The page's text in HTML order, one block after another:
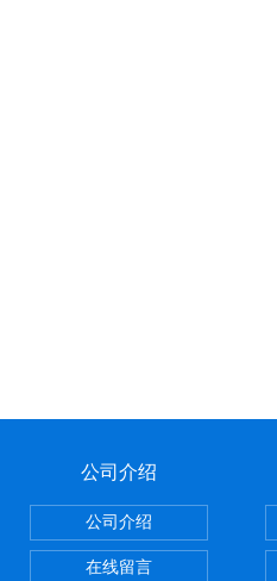
公司介绍
公司介绍
在线留言